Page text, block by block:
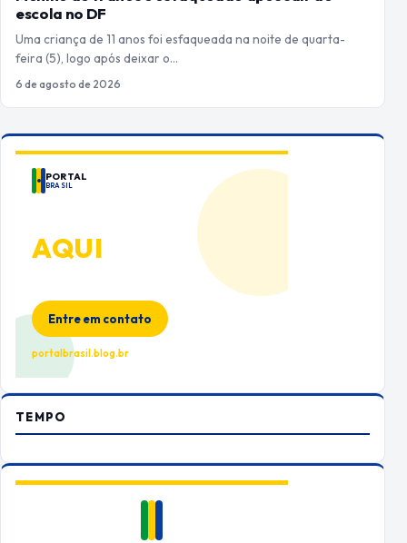
escola no DF
Uma criança de 11 anos foi esfaqueada na noite de quarta-
feira (5), logo após deixar o…
6 de agosto de 2026
PORTAL
BRASIL
AQUI
Entre em contato
portalbrasil.blog.br
TEMPO